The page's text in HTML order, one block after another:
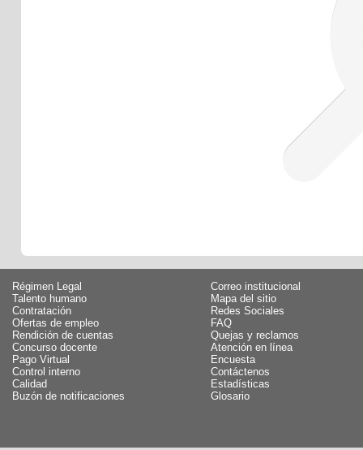
Régimen Legal
Talento humano
Contratación
Ofertas de empleo
Rendición de cuentas
Concurso docente
Pago Virtual
Control interno
Calidad
Buzón de notificaciones
Correo institucional
Mapa del sitio
Redes Sociales
FAQ
Quejas y reclamos
Atención en línea
Encuesta
Contáctenos
Estadísticas
Glosario